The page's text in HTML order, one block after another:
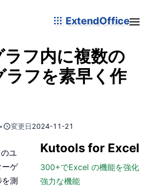
ExtendOffice
フ内に複数の
ラフを素早く作
• 変更日2024-11-21
Kutools for Excel
300+でExcel の機能を強化
強力な機能
ユ
ーゲ
測